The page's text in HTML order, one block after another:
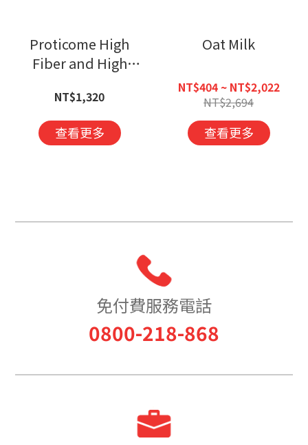
Proticome High
Fiber and High
Formula
NT$1,320
查看更多
Oat Milk
NT$404 ~ NT$2,022
NT$2,694
查看更多
免付費服務電話
0800-218-868